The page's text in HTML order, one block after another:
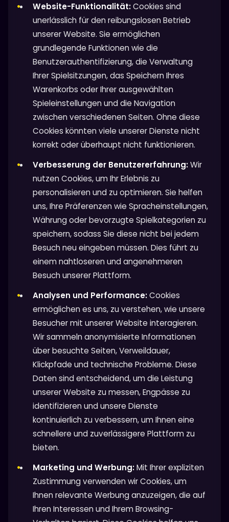
Website-Funktionalität:Cookies sind
unerlässlich für den reibungslosen Betrieb
unserer Website. Sie ermöglichen
grundlegende Funktionen wie die
Benutzerauthentifizierung, die Verwaltung
Ihrer Spielsitzungen, das Speichern Ihres
Warenkorbs oder Ihrer ausgewählten
Spieleinstellungen und die Navigation
zwischen verschiedenen Seiten. Ohne diese
Cookies könnten viele unserer Dienste nicht
korrekt oder überhaupt nicht funktionieren.
Verbesserung der Benutzererfahrung:Wir
nutzen Cookies, um Ihr Erlebnis zu
personalisieren und zu optimieren. Sie helfen
uns, Ihre Präferenzen wie Spracheinstellungen,
Währung oder bevorzugte Spielkategorien zu
speichern, sodass Sie diese nicht bei jedem
Besuch neu eingeben müssen. Dies führt zu
einem nahtloseren und angenehmeren
Besuch unserer Plattform.
Analysen und Performance:Cookies
ermöglichen es uns, zu verstehen, wie unsere
Besucher mit unserer Website interagieren.
Wir sammeln anonymisierte Informationen
über besuchte Seiten, Verweildauer,
Klickpfade und technische Probleme. Diese
Daten sind entscheidend, um die Leistung
unserer Website zu messen, Engpässe zu
identifizieren und unsere Dienste
kontinuierlich zu verbessern, um Ihnen eine
schnellere und zuverlässigere Plattform zu
bieten.
Marketing und Werbung:Mit Ihrer expliziten
Zustimmung verwenden wir Cookies, um
Ihnen relevante Werbung anzuzeigen, die auf
Ihren Interessen und Ihrem Browsing-